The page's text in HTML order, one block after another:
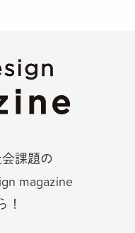
課題の
magazine
！